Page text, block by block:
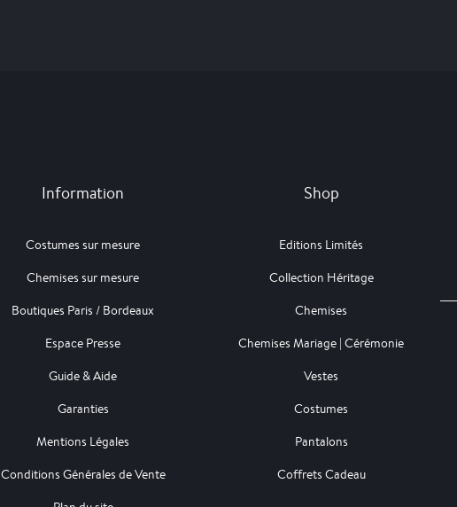
Information
Costumes sur mesure
Chemises sur mesure
Boutiques Paris / Bordeaux
Espace Presse
Guide & Aide
Garanties
Mentions Légales
Conditions Générales de Vente
Shop
Editions Limités
Collection Héritage
Chemises
Chemises Mariage | Cérémonie
Vestes
Costumes
Pantalons
Coffrets Cadeau